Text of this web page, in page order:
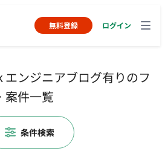
無料登録 ログイン
ンジニアブログ有りのフ
案件一覧
条件検索